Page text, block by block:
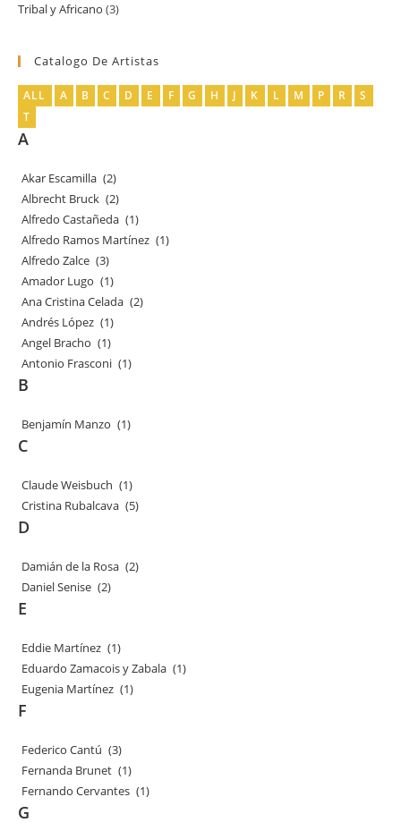
productos
Tribal y Africano 33
Catalogo De Artistas
ALL A B C D E F G H J K L M P R
S
T
A
Akar Escamilla (2)
Albrecht Bruck (2)
Alfredo Castañeda (1)
Alfredo Ramos Martínez (1)
Alfredo Zalce (3)
Amador Lugo (1)
Ana Cristina Celada (2)
Andrés López (1)
Angel Bracho (1)
Antonio Frasconi (1)
B
Benjamín Manzo (1)
C
Claude Weisbuch (1)
Cristina Rubalcava (5)
D
Damián de la Rosa (2)
Daniel Senise (2)
E
Eddie Martínez (1)
Eduardo Zamacois y Zabala (1)
Eugenia Martínez (1)
F
Federico Cantú (3)
Fernanda Brunet (1)
Fernando Cervantes (1)
G